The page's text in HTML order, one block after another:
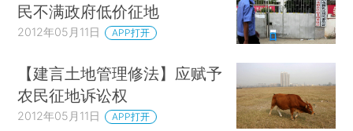
民不满政府低价征地
2012年05月11日 APP打开
【建言土地管理修法】应赋予
农民征地诉讼权
2012年05月11日 APP打开